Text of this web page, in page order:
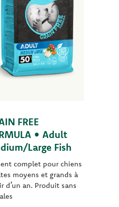
FREE
• Adult
Large Fish
complet pour chiens
moyens et grands à
d’un an. Produit sans